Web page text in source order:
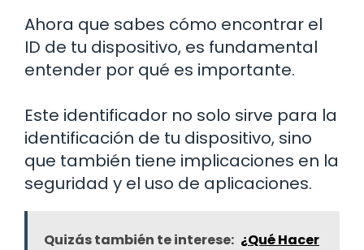
Ahora que sabes cómo encontrar el
ID de tu dispositivo, es fundamental
entender por qué es importante.
Este identificador no solo sirve para la
identificación de tu dispositivo, sino
que también tiene implicaciones en la
seguridad y el uso de aplicaciones.
Quizás también te interese: ¿Qué Hacer